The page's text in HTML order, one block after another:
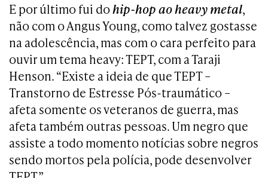
E por último fui dohip-hop ao heavy metal,
não com o Angus Young, como talvez gostasse
na adolescência, mas com o cara perfeito para
ouvir um tema heavy: TEPT, com a Taraji
Henson. “Existe a ideia de que TEPT –
Transtorno de Estresse Pós-traumático –
afeta somente os veteranos de guerra, mas
afeta também outras pessoas. Um negro que
assiste a todo momento notícias sobre negros
sendo mortos pela polícia, pode desenvolver